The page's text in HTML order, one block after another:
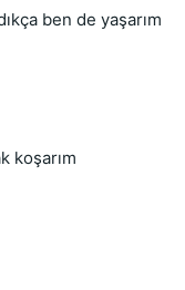
ben de yaşarım
koşarım